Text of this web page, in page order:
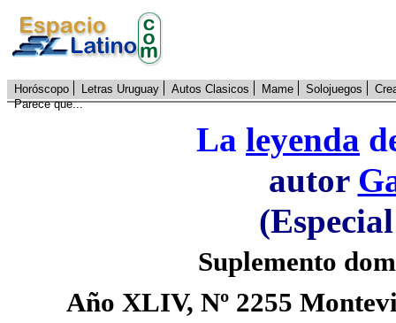
Horóscopo Letras Uruguay Autos Clasicos Mame Solojuegos
Parece que...
La leyenda
autor
Suplemento
Año XLIV, Nº 2255